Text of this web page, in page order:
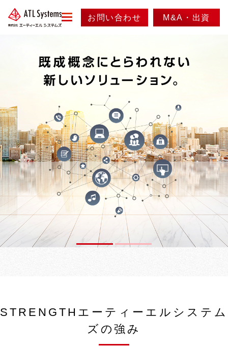
menu
会社情報
代表メッセージ
会社概要
会社沿革
アクセス
情報セキュリティ方針
事業紹介
事業内容
実績紹介
製品紹介
ニュース
採用情報
お問い合わせ M&A・出資
1 2
STRENGTHエーティーエルシステム
ズの強み